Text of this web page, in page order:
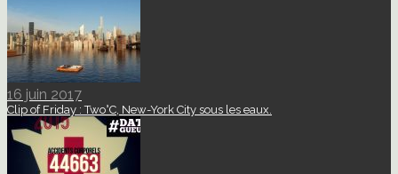
16 juin 2017
Clip of Friday : Two°C, New-York City sous les eaux.